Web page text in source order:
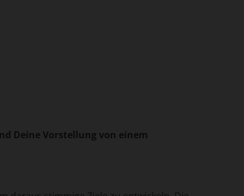
Deine Vorstellung von einem